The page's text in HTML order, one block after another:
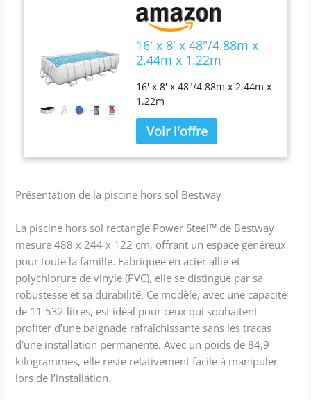
16' x 8' x 48"/4.88m x
2.44m x 1.22m
16' x 8' x 48"/4.88m x 2.44m x
1.22m
Présentation de la piscine hors sol Bestway
La piscine hors sol rectangle Power Steel™ de Bestway
mesure 488 x 244 x 122 cm, offrant un espace généreux
pour toute la famille. Fabriquée en acier allié et
polychlorure de vinyle (PVC), elle se distingue par sa
robustesse et sa durabilité. Ce modèle, avec une capacité
de 11 532 litres, est idéal pour ceux qui souhaitent
profiter d’une baignade rafraîchissante sans les tracas
d’une installation permanente. Avec un poids de 84,9
kilogrammes, elle reste relativement facile à manipuler
lors de l’installation.